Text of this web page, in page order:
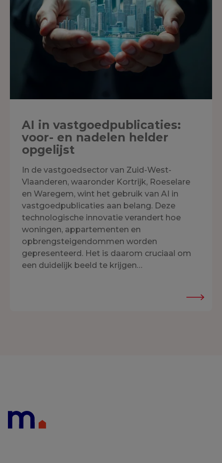
AI in vastgoedpublicaties:
voor- en nadelen helder
opgelijst
In de vastgoedsector van Zuid-West-
Vlaanderen, waaronder Kortrijk, Roeselare
en Waregem, wint het gebruik van AI in
vastgoedpublicaties aan belang. Deze
technologische innovatie verandert hoe
woningen, appartementen en
opbrengsteigendommen worden
gepresenteerd. Het is daarom cruciaal om
een duidelijk beeld te krijgen…